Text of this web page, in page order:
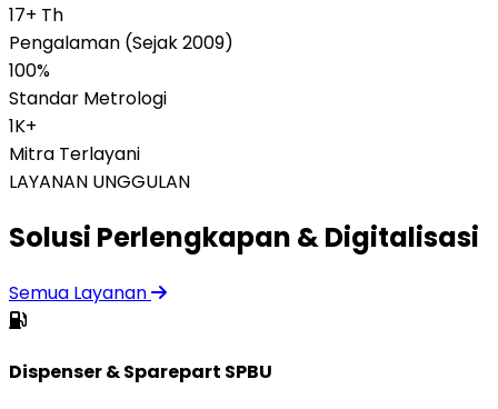
17+ Th
Pengalaman (Sejak 2009)
100%
Standar Metrologi
1K+
Mitra Terlayani
LAYANAN UNGGULAN
Solusi Perlengkapan & Digitalisasi
Semua Layanan
Dispenser & Sparepart SPBU